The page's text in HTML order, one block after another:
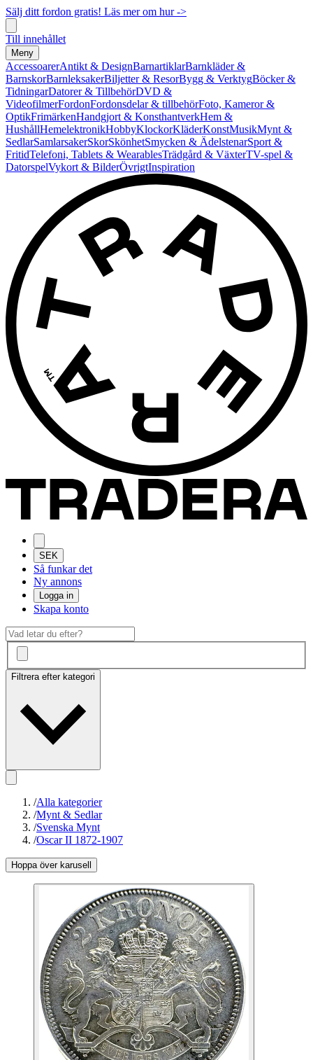
Sälj ditt fordon gratis! Läs mer om hur ->
Till innehållet
Meny
AccessoarerAntikt & DesignBarnartiklarBarnkläder &
BarnskorBarnleksakerBiljetter & ResorBygg & VerktygBöcker &
TidningarDatorer & TillbehörDVD &
VideofilmerFordonFordonsdelar & tillbehörFoto, Kameror &
OptikFrimärkenHandgjort & KonsthantverkHem &
HushållHemelektronikHobbyKlockorKläderKonstMusikMynt &
SedlarSamlarsakerSkorSkönhetSmycken & ÄdelstenarSport &
FritidTelefoni, Tablets & WearablesTrädgård & VäxterTV-spel &
DatorspelVykort & BilderÖvrigtInspiration
SEK
Så funkar det
Ny annons
Logga in
Skapa konto
Filtrera efter kategori
/Alla kategorier
/Mynt & Sedlar
/Svenska Mynt
/Oscar II 1872-1907
Hoppa över karusell